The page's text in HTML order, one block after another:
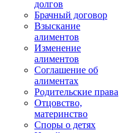
долгов
Брачный договор
Взыскание
алиментов
Изменение
алиментов
Соглашение об
алиментах
Родительские права
Отцовство,
материнство
Споры о детях